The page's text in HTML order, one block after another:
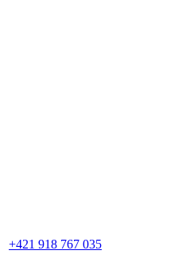
+421 918 767 035